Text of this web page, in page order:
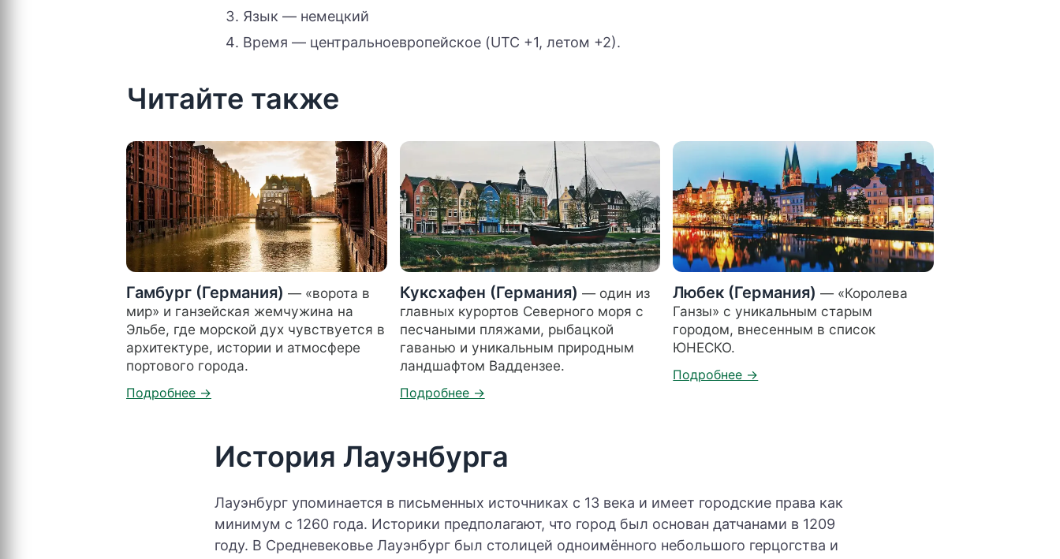
Язык — немецкий
Время — центральноевропейское (UTC +1, летом +2).
Читайте также
Гамбург (Германия) — «ворота в
мир» и ганзейская жемчужина на
Эльбе, где морской дух чувствуется в
архитектуре, истории и атмосфере
портового города.
Куксхафен (Германия) — один из
главных курортов Северного моря с
песчаными пляжами, рыбацкой
гаванью и уникальным природным
ландшафтом Ваддензее.
Любек (Германия) — «Королева
Ганзы» с уникальным старым
городом, внесенным в список
ЮНЕСКО.
История Лауэнбурга
Лауэнбург упоминается в письменных источниках с 13 века и имеет городские права как
минимум с 1260 года. Историки предполагают, что город был основан датчанами в 1209
году. В Средневековье Лауэнбург был столицей одноимённого небольшого герцогства и